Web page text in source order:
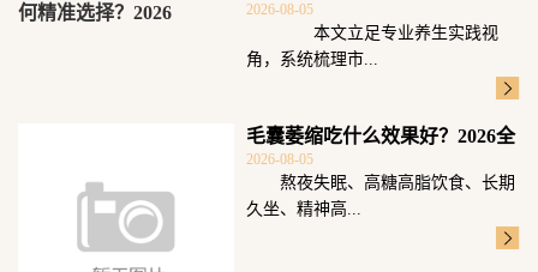
择？2026
2026-08-05
本文立足专业养生实践视
角，系统梳理市...
毛囊萎缩吃什么效果好？2026全
球养发护
2026-08-05
熬夜失眠、高糖高脂饮食、长期
久坐、精神高...